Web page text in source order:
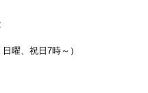
曜、祝日7時～）